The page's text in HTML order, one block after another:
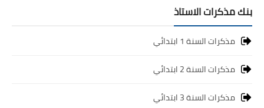
بنك مذكرات الاستاذ
مذكرات السنة 1 ابتدائي
مذكرات السنة 2 ابتدائي
مذكرات السنة 3 ابتدائي